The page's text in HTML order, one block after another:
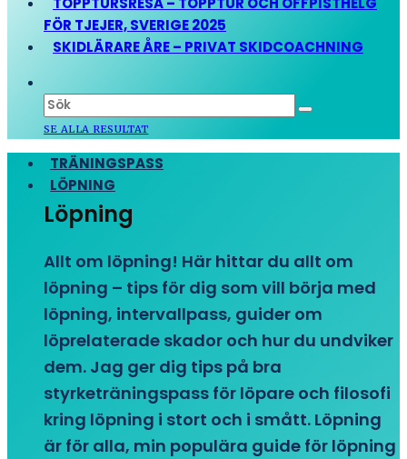
FÖR TJEJER, SVERIGE 2025
SKIDLÄRARE ÅRE – PRIVAT SKIDCOACHNING
SE ALLA RESULTAT
TRÄNINGSPASS
LÖPNING
Löpning
Allt om löpning! Här hittar du allt om
löpning – tips för dig som vill börja med
löpning, intervallpass, guider om
löprelaterade skador och hur du undviker
dem. Jag ger dig tips på bra
styrketräningspass för löpare och filosofi
kring löpning i stort och i smått. Löpning
är för alla, min populära guide för löpning